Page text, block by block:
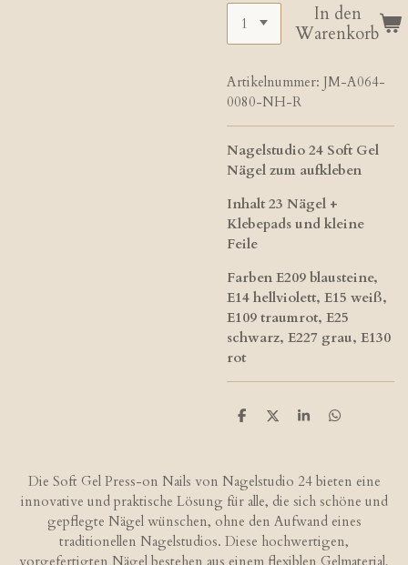
In den
Warenkorb
Artikelnummer: JM-A064-
0080-NH-R
Nagelstudio 24 Soft Gel
Nägel zum aufkleben
Inhalt 23 Nägel +
Klebepads und kleine
Feile
Farben E209 blausteine,
E14 hellviolett, E15 weiß,
E109 traumrot, E25
schwarz, E227 grau, E130
rot
T
n
T
n
T
e
n
T
n
Die Soft Gel Press-on Nails von Nagelstudio 24 bieten eine
innovative und praktische Lösung für alle, die sich schöne und
gepflegte Nägel wünschen, ohne den Aufwand eines
traditionellen Nagelstudios. Diese hochwertigen,
vorgefertigten Nägel bestehen aus einem flexiblen Gelmaterial,